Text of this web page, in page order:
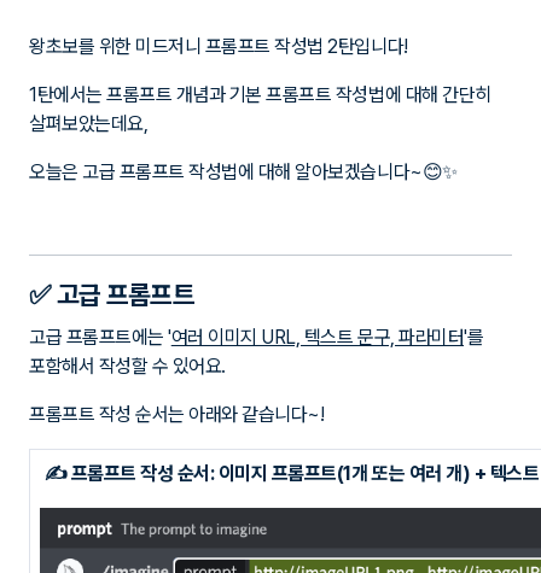
왕초보를 위한 미드저니 프롬프트 작성법 2탄입니다!
1탄에서는 프롬프트 개념과 기본 프롬프트 작성법에 대해 간단히
살펴보았는데요,
오늘은 고급 프롬프트 작성법에 대해 알아보겠습니다~😊✨
✅ 고급 프롬프트
고급 프롬프트에는 '여러 이미지 URL, 텍스트 문구, 파라미터'를
포함해서 작성할 수 있어요.
프롬프트 작성 순서는 아래와 같습니다~!
✍ 프롬프트 작성 순서: 이미지 프롬프트(1개 또는 여러 개) + 텍스